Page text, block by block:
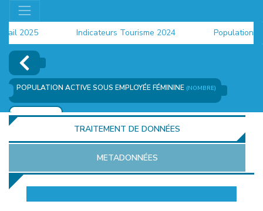
2025 Indicateurs Tourisme 2024 Population
POPULATION ACTIVE SOUS EMPLOYÉE FÉMININE (NOMBRE)
AJOUTER
TRAITEMENT DE DONNÉES
METADONNÉES